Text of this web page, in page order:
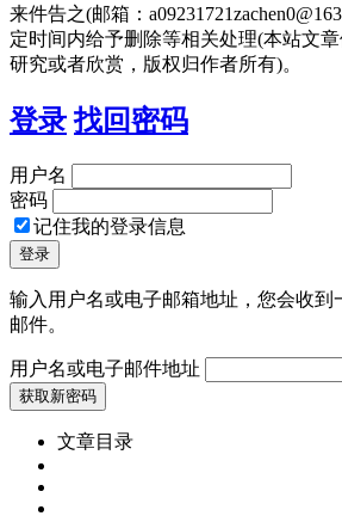
来件告之(邮箱：
定时间内给予删除等相关处理(本站文章
研究或者欣赏，版权归作者所有)。
登录 找回密码
用户名
密码
记住我的登录信息
输入用户名或电子邮箱地址，您会收到
邮件。
用户名或电子邮件地址
文章目录